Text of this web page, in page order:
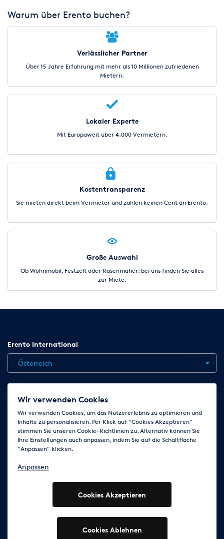
Warum über Erento buchen?
Verlässlicher Partner
Über 15 Jahre Erfahrung mit mehr als 10 Millionen zufriedenen
Mietern.
Lokaler Experte
Mit Europaweit über 4.000 Vermietern.
Kostentransparenz
Sie mieten direkt beim Vermieter und zahlen keinen Cent an Erento.
Große Auswahl
Ob Wohnmobil, Festzelt oder Rasenmäher: bei uns finden Sie alles
zur Miete.
Erento International
Österreich
Jobs Kontakt News
AGB
Impressum Cookie-Einstellungen ändern
Folge uns auf
© 2003 - 2026 Erento Campanda GmbH - Alle Rechte
vorbehalten
Ausgewiesene Marken gehören den jeweiligen Eigentümern.
Wir verwenden Cookies
Wir verwenden Cookies, um das Nutzererlebnis zu optimieren und
Inhalte zu personalisieren. Per Klick auf "Cookies Akzeptieren"
stimmen Sie unseren Cookie-Richtlinien zu. Alternativ können Sie
Ihre Einstellungen auch anpassen, indem Sie auf die Schaltfläche
"Anpassen" klicken.
Anpassen
Cookies Akzeptieren
Cookies Ablehnen